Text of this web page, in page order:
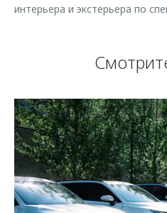
интерьера и экстерьера по